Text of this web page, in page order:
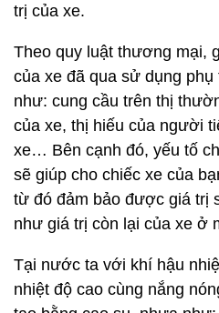
trị của xe.
Theo quy luật thương mại,
của xe đã qua sử dụng
như: cung cầu trên thị
của xe, thị hiếu của người
xe… Bên cạnh đó, yếu tố
sẽ giúp cho chiếc xe của
từ đó đảm bảo được giá trị
như giá trị còn lại của xe ở
Tại nước ta với khí hậu
nhiệt độ cao cùng nắng